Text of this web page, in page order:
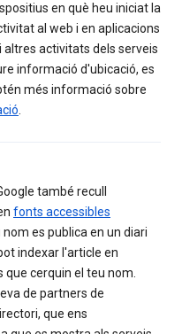
en què heu iniciat la
al web i en aplicacions
activitats dels serveis
informació d'ubicació, es
més informació sobre
.
també recull
fonts accessibles
es publica en un diari
indexar l'article en
cerquin el teu nom.
de partners de
que ens